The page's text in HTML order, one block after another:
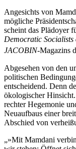
Angesichts von
mögliche
scheint das Plädoyer
Democratic
JACOBIN-Magazins
Abgesehen von den
politischen
entscheidend. Denn
ökologischer
rechter Hegemonie
Neuaufbaus einer
Abschied von
»Mit Mamdani